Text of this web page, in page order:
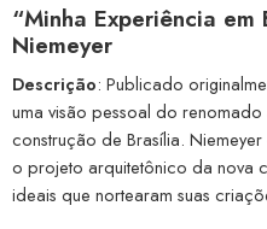
“Minha Experiência
Niemeyer
Descrição: Publicado
uma visão pessoal do
construção de Brasília.
o projeto arquitetônico da nova
ideais que nortearam suas